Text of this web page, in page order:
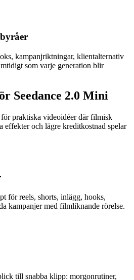
kampanjriktningar, klientalternativ
som varje generation blir
Seedance 2.0 Mini
praktiska videoidéer där filmisk
effekter och lägre kreditkostnad spelar
för reels, shorts, inlägg, hooks,
kampanjer med filmliknande rörelse.
till snabba klipp: morgonrutiner,